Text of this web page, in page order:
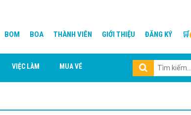
BOM BOA THÀNH VIÊN GIỚI THIỆU ĐĂNG KÝ 🛒
VIỆC LÀM MUA VÉ